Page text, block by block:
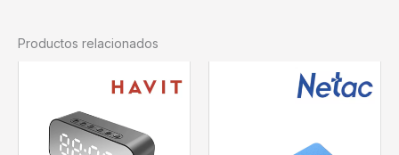
Productos relacionados